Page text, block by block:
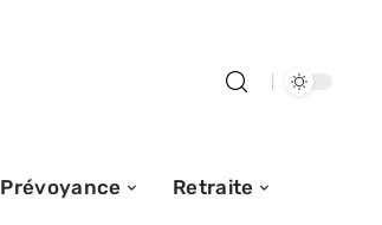
Prévoyance Retraite